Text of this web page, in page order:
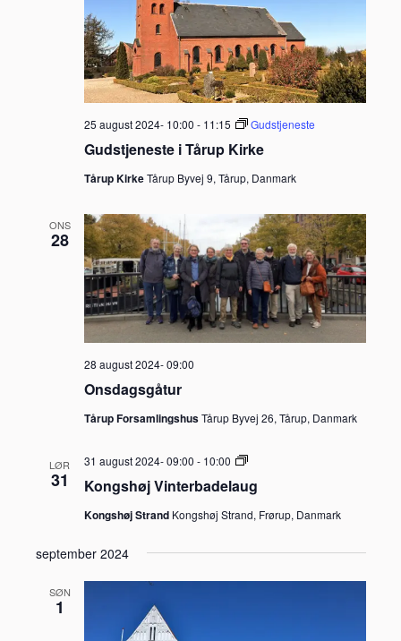
Gudstjeneste i Tårup Kirke
25 august 2024- 10:00 - 11:15 Gudstjeneste
Tårup KirkeTårup Byvej 9, Tårup, Danmark
ONS
28
Onsdagsgåtur
28 august 2024- 09:00
Tårup ForsamlingshusTårup Byvej 26, Tårup, Danmark
LØR
31 Kongshøj Vinterbadelaug
31 august 2024- 09:00 - 10:00
Kongshøj
Kongshøj Strand Kongshøj Strand, Frørup, Danmark
september 2024
SØN
1